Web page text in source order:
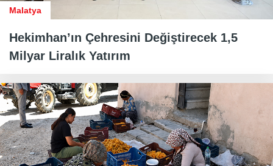
Malatya
Hekimhan’ın Çehresini Değiştirecek 1,5
Milyar Liralık Yatırım